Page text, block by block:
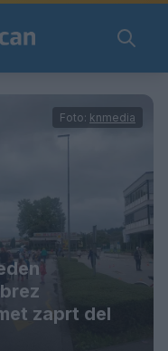
Foto: knmedia
zaprt del